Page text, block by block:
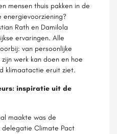
mensen thuis pakken in de
Rath en Damilola
ervaringen. Alle
van persoonlijke
werk kan doen en hoe
klimaatactie eruit ziet.
inspiratie uit de
maakte was de
Climate Pact